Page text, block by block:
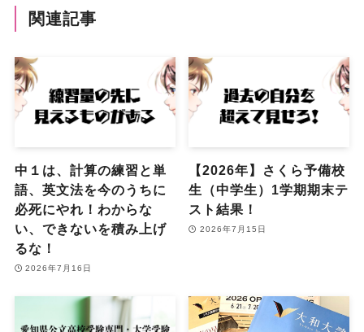
関連記事
中１は、計算の練習と単
語、英文法を今のうちに
必死にやれ！わからな
い、できないを積み上げ
るな！
2026年7月16日
【2026年】さくら予備校
生（中学生）1学期期末テ
スト結果！
2026年7月15日